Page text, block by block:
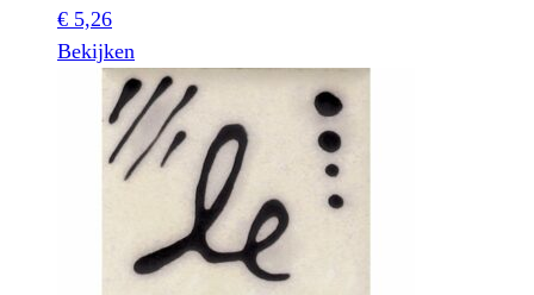
€ 5,26
Bekijken
product
heeft
meerdere
variaties.
optie
kan